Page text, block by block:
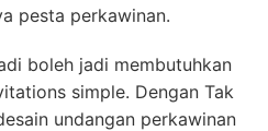
pesta perkawinan.
boleh jadi membutuhkan
simple. Dengan Tak
undangan perkawinan